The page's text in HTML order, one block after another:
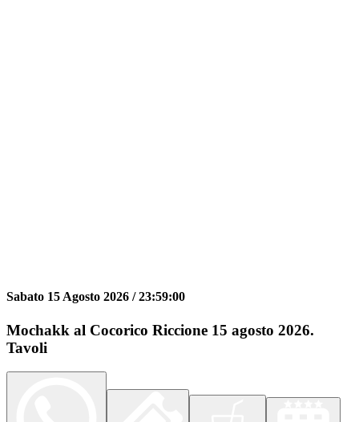
Sabato 15 Agosto 2026 /23:59:00
Mochakk al Cocorico Riccione 15 agosto 2026.
Tavoli